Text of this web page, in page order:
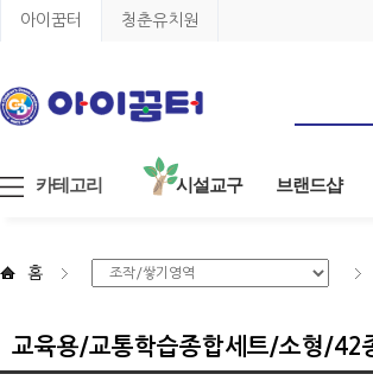
아이꿈터 청춘유치원
카테고리 시설교구 브랜드샵
홈
교육용/교통학습종합세트/소형/42